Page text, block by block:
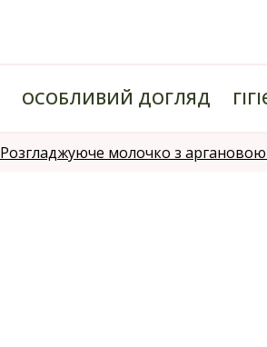
ОСОБЛИВИЙ ДОГЛЯД
Розгладжуюче молочко з